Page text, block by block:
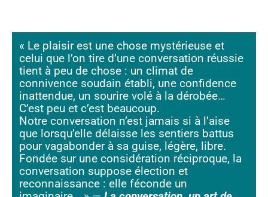
« Le plaisir est une chose mystérieuse et
celui que l’on tire d’une conversation réussie
tient à peu de chose : un climat de
connivence soudain établi, une confidence
inattendue, un sourire volé à la dérobée…
C’est peu et c’est beaucoup.
Notre conversation n’est jamais si à l’aise
que lorsqu’elle délaisse les sentiers battus
pour vagabonder à sa guise, légère, libre.
Fondée sur une considération réciproque, la
conversation suppose élection et
reconnaissance : elle féconde un